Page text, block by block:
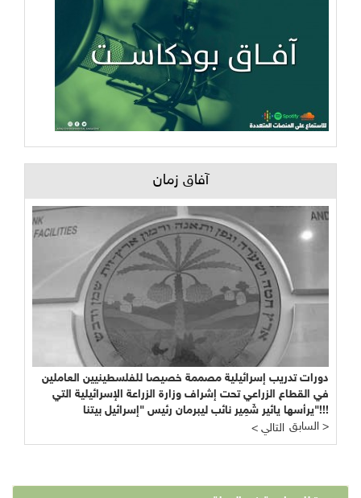
آفاق زمان
دورات تدريب إسرائيلية مصممة خصيصا للفلسطينيين العاملين
في القطاع الزراعي تحت إشراف وزارة الزراعة الإسرائيلية التي
يرأسها يائير شَمِير نائب ليبرمان رئيس "إسرائيل بيتنا"!!!
< التالي
السابق >